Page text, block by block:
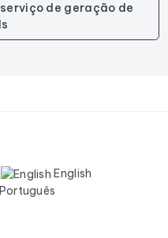
de geração de
English
Português